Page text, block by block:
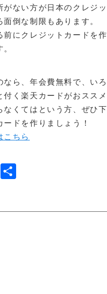
がない方が日本のクレジ
倒な制限もあります。
にクレジットカードを
なら、年会費無料で、い
く楽天カードがおスス
くてはという方、ぜひ
ドを作りましょう！
こちら
n
共